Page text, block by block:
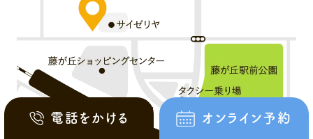
電話をかける オンライン予約